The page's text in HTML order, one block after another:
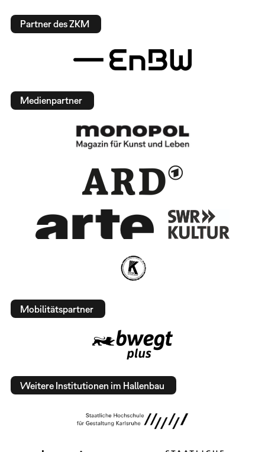
Partner des ZKM
Medienpartner
Mobilitätspartner
Weitere Institutionen im Hallenbau